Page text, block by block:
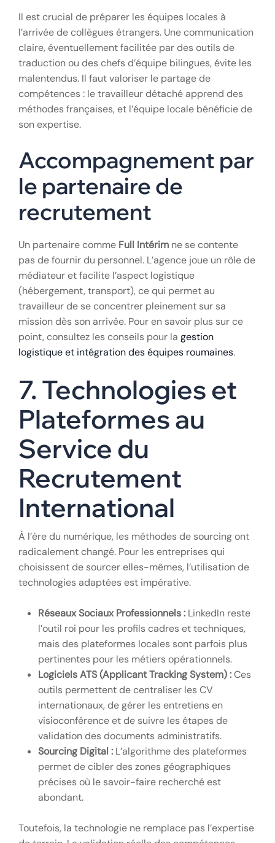
Il est crucial de préparer les équipes locales à
l’arrivée de collègues étrangers. Une communication
claire, éventuellement facilitée par des outils de
traduction ou des chefs d’équipe bilingues, évite les
malentendus. Il faut valoriser le partage de
compétences : le travailleur détaché apprend des
méthodes françaises, et l’équipe locale bénéficie de
son expertise.
Accompagnement par
le partenaire de
recrutement
Un partenaire comme Full Intérim ne se contente
pas de fournir du personnel. L’agence joue un rôle de
médiateur et facilite l’aspect logistique
(hébergement, transport), ce qui permet au
travailleur de se concentrer pleinement sur sa
mission dès son arrivée. Pour en savoir plus sur ce
point, consultez les conseils pour la gestion
logistique et intégration des équipes roumaines.
7. Technologies et
Plateformes au
Service du
Recrutement
International
À l’ère du numérique, les méthodes de sourcing ont
radicalement changé. Pour les entreprises qui
choisissent de sourcer elles-mêmes, l’utilisation de
technologies adaptées est impérative.
Réseaux Sociaux Professionnels : LinkedIn reste
l’outil roi pour les profils cadres et techniques,
mais des plateformes locales sont parfois plus
pertinentes pour les métiers opérationnels.
Logiciels ATS (Applicant Tracking System) :Ces
outils permettent de centraliser les CV
internationaux, de gérer les entretiens en
visioconférence et de suivre les étapes de
validation des documents administratifs.
Sourcing Digital : L’algorithme des plateformes
permet de cibler des zones géographiques
précises où le savoir-faire recherché est
abondant.
Toutefois, la technologie ne remplace pas l’expertise